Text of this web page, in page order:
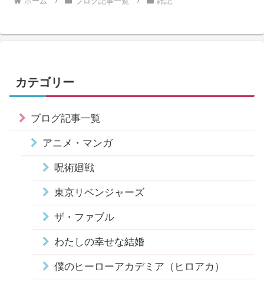
カテゴリー
ブログ記事一覧
アニメ・マンガ
呪術廻戦
東京リベンジャーズ
ザ・ファブル
わたしの幸せな結婚
僕のヒーローアカデミア（ヒロアカ）